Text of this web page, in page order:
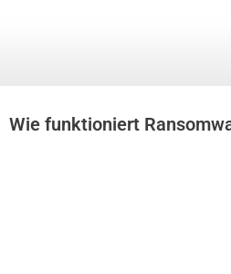
Wie funktioniert